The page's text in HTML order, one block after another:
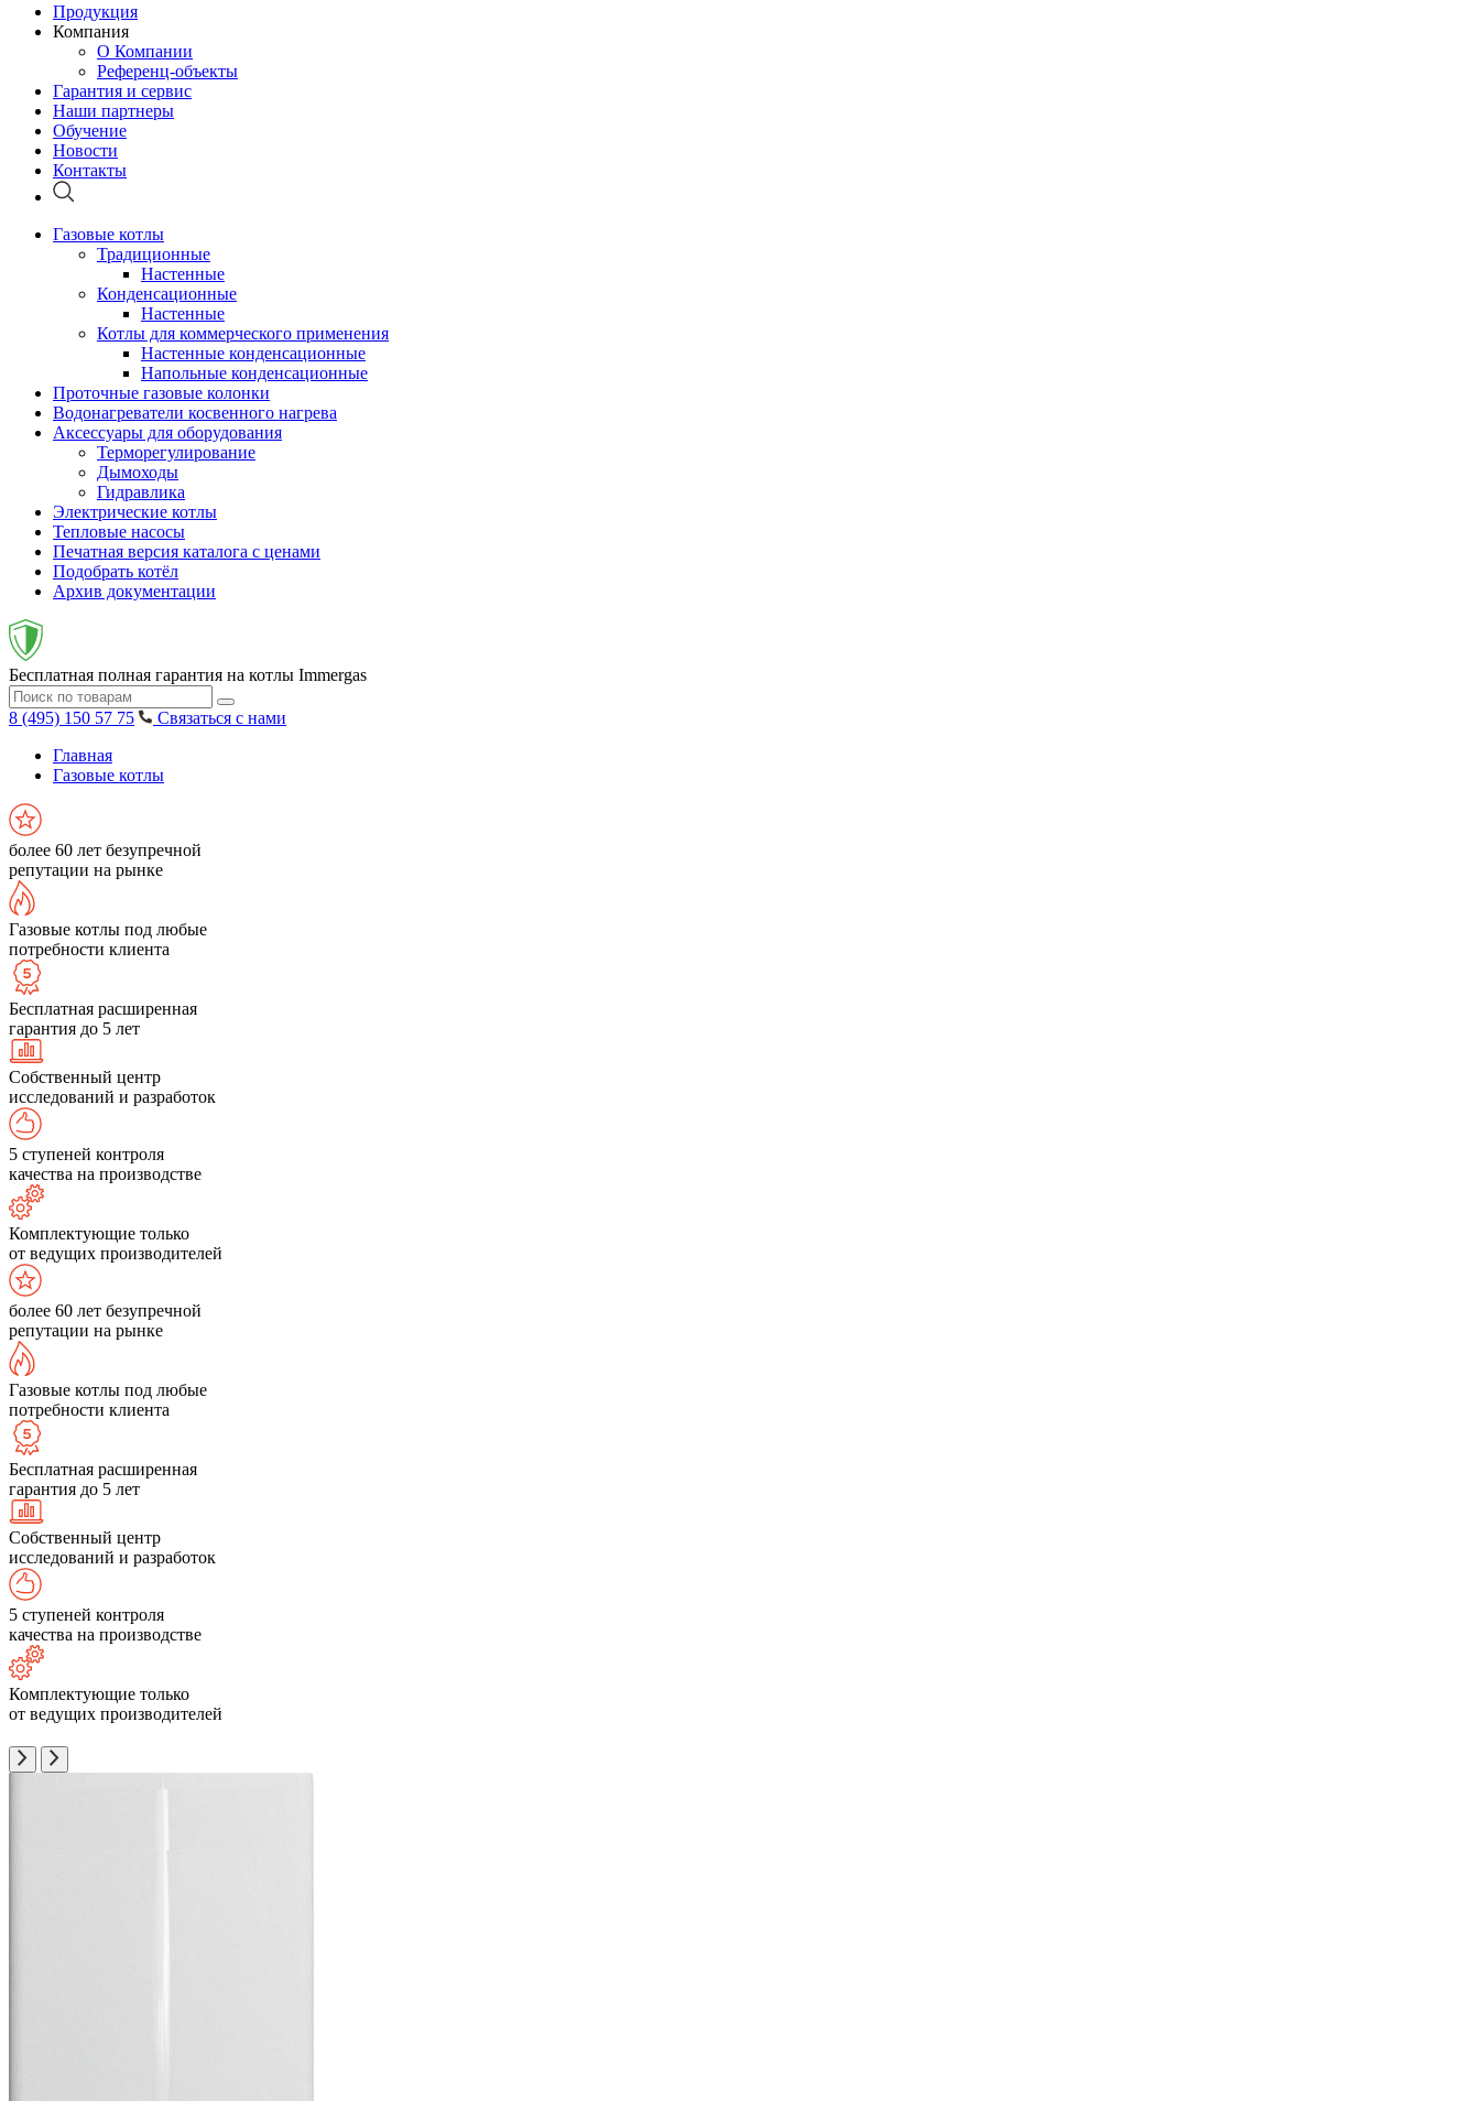
Продукция
Компания
О Компании
Референц-объекты
Гарантия и сервис
Наши партнеры
Обучение
Новости
Контакты
Газовые котлы
Традиционные
Настенные
Конденсационные
Настенные
Котлы для коммерческого применения
Настенные конденсационные
Напольные конденсационные
Проточные газовые колонки
Водонагреватели косвенного нагрева
Аксессуары для оборудования
Терморегулирование
Дымоходы
Гидравлика
Электрические котлы
Тепловые насосы
Печатная версия каталога с ценами
Подобрать котёл
Архив документации
Бесплатная полная гарантия на котлы Immergas
8 (495) 150 57 75
Связаться с нами
Главная
Газовые котлы
более 60 лет безупречной
репутации на рынке
Газовые котлы под любые
потребности клиента
Бесплатная расширенная
гарантия до 5 лет
Собственный центр
исследований и разработок
5 ступеней контроля
качества на производстве
Комплектующие только
от ведущих производителей
более 60 лет безупречной
репутации на рынке
Газовые котлы под любые
потребности клиента
Бесплатная расширенная
гарантия до 5 лет
Собственный центр
исследований и разработок
5 ступеней контроля
качества на производстве
Комплектующие только
от ведущих производителей